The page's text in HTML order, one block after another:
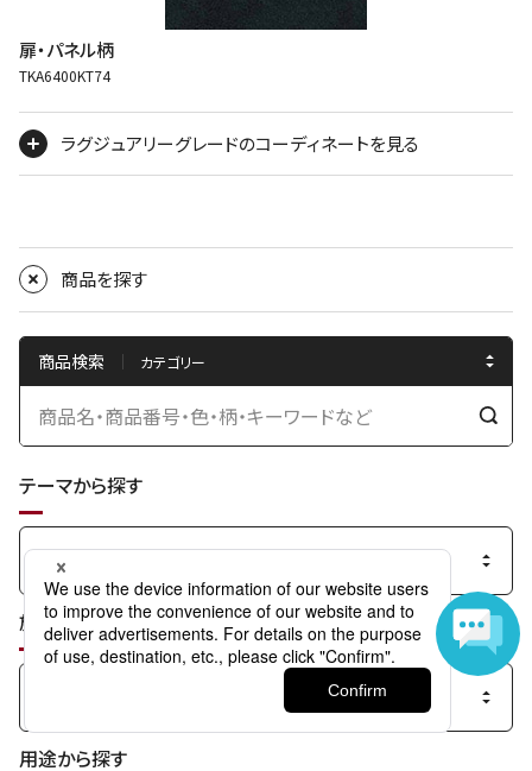
扉・パネル柄
TKA6400KT74
ラグジュアリーグレードのコーディネートを見る
商品を探す
商品検索
検
テーマから探す
施設から探す
用途から探す